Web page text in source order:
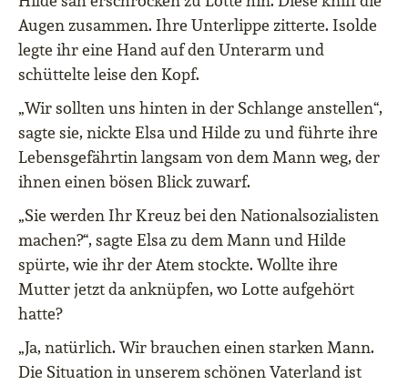
Augen zusammen. Ihre Unterlippe zitterte. Isolde
legte ihr eine Hand auf den Unterarm und
schüttelte leise den Kopf.
„Wir sollten uns hinten in der Schlange anstellen“,
sagte sie, nickte Elsa und Hilde zu und führte ihre
Lebensgefährtin langsam von dem Mann weg, der
ihnen einen bösen Blick zuwarf.
„Sie werden Ihr Kreuz bei den Nationalsozialisten
machen?“, sagte Elsa zu dem Mann und Hilde
spürte, wie ihr der Atem stockte. Wollte ihre
Mutter jetzt da anknüpfen, wo Lotte aufgehört
hatte?
„Ja, natürlich. Wir brauchen einen starken Mann.
Die Situation in unserem schönen Vaterland ist